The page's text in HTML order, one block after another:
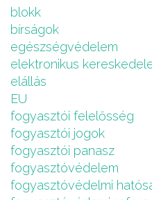
blokk
bírságok
egészségvédelem
elektronikus
elállás
EU
fogyasztói felelősség
fogyasztói jogok
fogyasztói panasz
fogyasztóvédelem
fogyasztóvédelmi